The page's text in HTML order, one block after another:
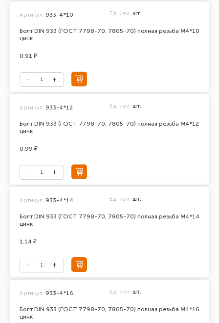
Болт DIN 933 (ГОСТ 7798-70, 7805-70) полная резьба М4*10
цинк
Артикул: 933-4*10 Ед. изм. шт.
0.91 ₽
Болт DIN 933 (ГОСТ 7798-70, 7805-70) полная резьба М4*12
цинк
Артикул: 933-4*12 Ед. изм. шт.
0.99 ₽
Болт DIN 933 (ГОСТ 7798-70, 7805-70) полная резьба М4*14
цинк
Артикул: 933-4*14 Ед. изм. шт.
1.14 ₽
Болт DIN 933 (ГОСТ 7798-70, 7805-70) полная резьба М4*16
цинк
Артикул: 933-4*16 Ед. изм. шт.